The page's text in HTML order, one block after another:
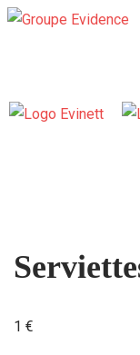
contenu
1 €